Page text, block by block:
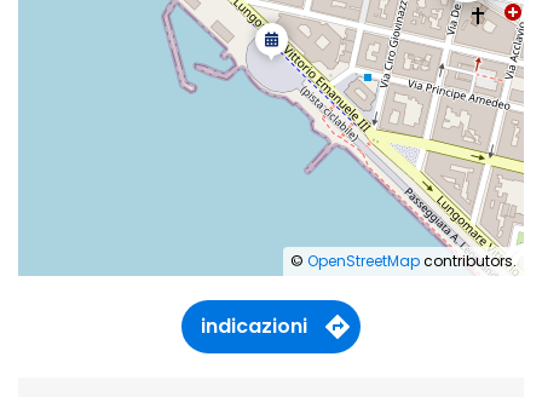
© OpenStreetMapcontributors.
indicazioni